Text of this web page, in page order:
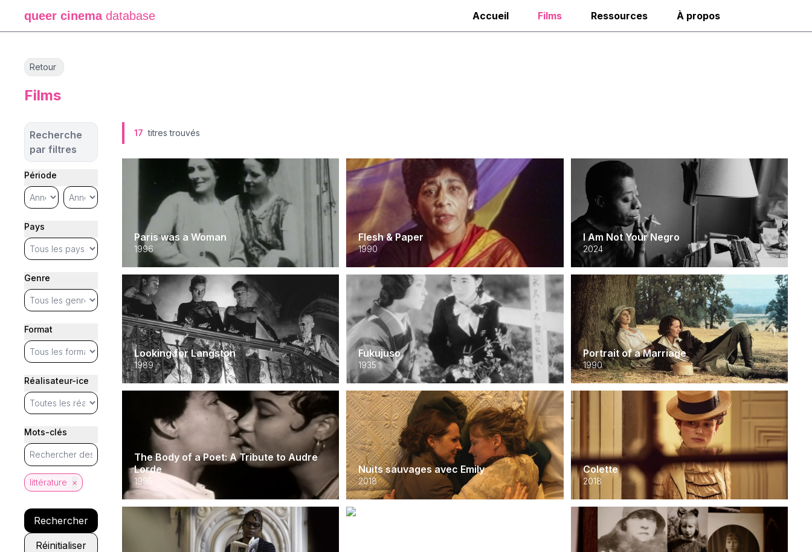
queer cinema database Accueil Films Ressources À propos
Retour
Films
Recherche
par filtres
Période
Pays
Genre
Format
Réalisateur-ice
Mots-clés
littérature ×
Rechercher
Réinitialiser
17 titres trouvés
Paris was a Woman
1996
Flesh & Paper
1990
I Am Not Your Negro
2024
Looking for Langston
1989
Fukujuso
1935
Portrait of a Marriage
1990
The Body of a Poet: A Tribute to Audre
Lorde
1995
Nuits sauvages avec Emily
2018
Colette
2018